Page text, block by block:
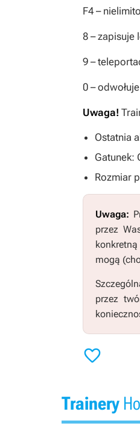
F4 –
8 – zapisuje
9 –
0 –
Uwaga!
Ostatnia
Gatunek:
Rozmiar
Uwaga:
przez
mogą
przez

Trainery